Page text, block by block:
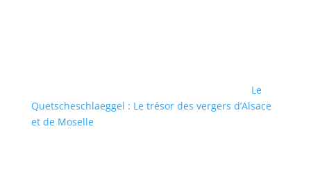
Le
Quetscheschlaeggel : Le trésor des vergers d’Alsace
et de Moselle